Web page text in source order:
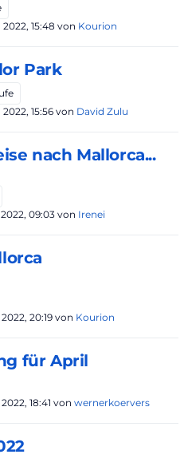
2022, 15:48 von Kourion
Park
2022, 15:56von David Zulu
nach Mallorca...
2022, 09:03 von Irenei
20:19von Kourion
für April
18:41 von wernerkoervers